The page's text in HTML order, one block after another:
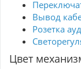
Вывод
Розетка
Цвет